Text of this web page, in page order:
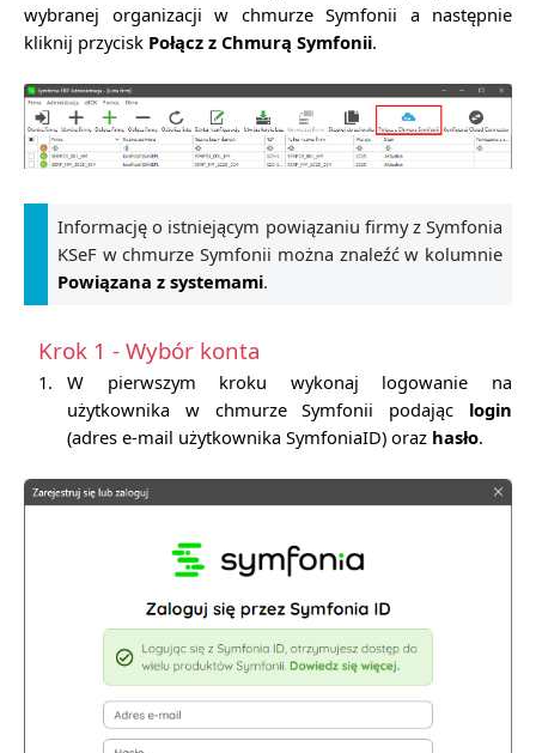
wybranej organizacji w chmurze Symfonii a następnie
kliknij przycisk Połącz z Chmurą Symfonii.
Informację o istniejącym powiązaniu firmy z Symfonia
KSeF w chmurze Symfonii można znaleźć w kolumnie
Powiązana z systemami.
Krok 1 - Wybór konta
1.
W pierwszym kroku wykonaj logowanie na
użytkownika w chmurze Symfonii podając login
(adres e-mail użytkownika SymfoniaID) oraz hasło.